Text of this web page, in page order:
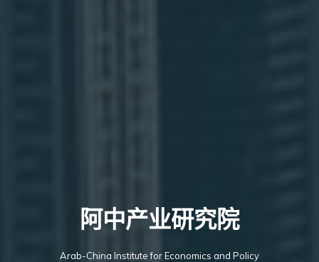
阿中产业研究院
Arab-China Institute for Economics and Policy